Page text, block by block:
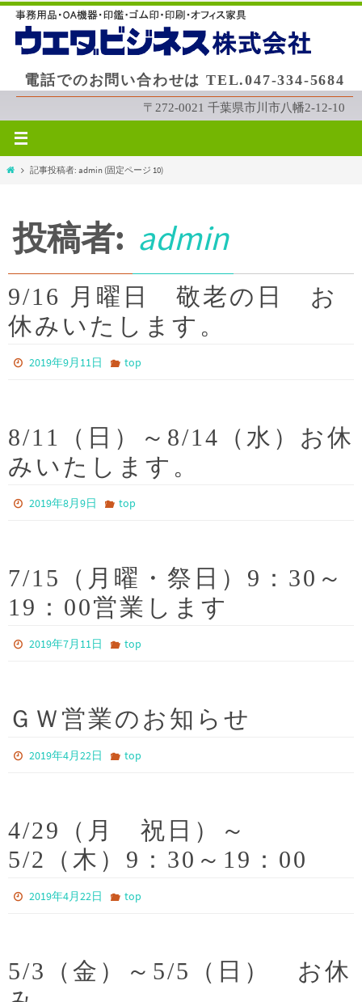
コ
ス
ッ
電話でのお問い合わせは TEL.047-334-5684
〒272-0021 千葉県市川市八幡2-12-10
ホ 記事投稿者: admin (固定ページ 10)
投稿者: admin
9/16 月曜日 敬老の日 お
休みいたします。
2019年9月11日 top
8/11（日）～8/14（水）お休
みいたします。
2019年8月9日 top
7/15（月曜・祭日）9：30～
19：00営業します
2019年7月11日 top
ＧＷ営業のお知らせ
2019年4月22日 top
4/29（月 祝日）～
5/2（木）9：30～19：00
2019年4月22日 top
5/3（金）～5/5（日） お休